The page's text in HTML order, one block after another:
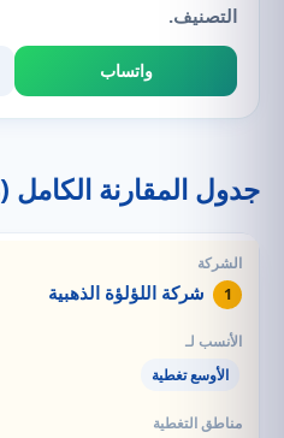
التصنيف.
واتساب
جدول المقارنة الكامل (4 شركة)
1 شركة اللؤلؤة الذهبية
الأوسع تغطية